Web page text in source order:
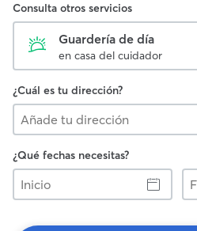
Consulta otros servicios
Guardería de día
en casa del cuidador
¿Cuál es tu dirección?
¿Qué fechas necesitas?
Inicio
Fin